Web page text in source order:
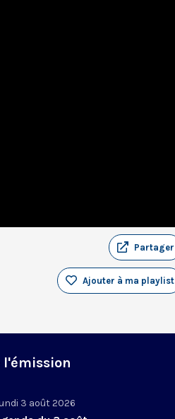
Partager
Ajouter à ma playlist
l'émission
3 août 2026